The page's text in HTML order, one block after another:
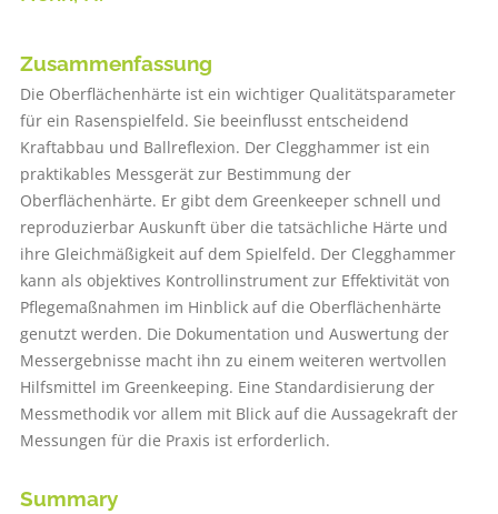
Zusammenfassung
Die Oberflächenhärte ist ein wichtiger Qualitätsparameter
für ein Rasenspielfeld. Sie beeinflusst entscheidend
Kraftabbau und Ballreflexion. Der Clegghammer ist ein
praktikables Messgerät zur Bestimmung der
Oberflächenhärte. Er gibt dem Greenkeeper schnell und
reproduzierbar Auskunft über die tatsächliche Härte und
ihre Gleichmäßigkeit auf dem Spielfeld. Der Clegghammer
kann als objektives Kontrollinstrument zur Effektivität von
Pflegemaßnahmen im Hinblick auf die Oberflächenhärte
genutzt werden. Die Dokumentation und Auswertung der
Messergebnisse macht ihn zu einem weiteren wertvollen
Hilfsmittel im Greenkeeping. Eine Standardisierung der
Messmethodik vor allem mit Blick auf die Aussagekraft der
Messungen für die Praxis ist erforderlich.
Summary